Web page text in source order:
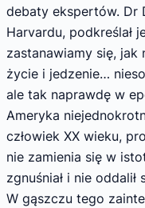
debaty ekspertów. Dr
Harvardu, podkreślał
zastanawia­my się, jak
życie i jedzenie…
ale tak naprawdę w
Ameryka
człowiek XX wie­ku,
nie za­mienia się w
zgnuśniał i nie
W gąszczu tego